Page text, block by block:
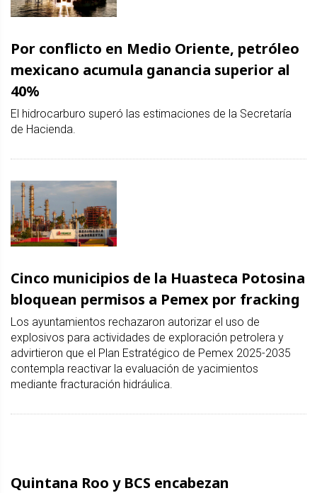
Por conflicto en Medio Oriente, petróleo
mexicano acumula ganancia superior al
40%
El hidrocarburo superó las estimaciones de la Secretaría
de Hacienda.
Cinco municipios de la Huasteca Potosina
bloquean permisos a Pemex por fracking
Los ayuntamientos rechazaron autorizar el uso de
explosivos para actividades de exploración petrolera y
advirtieron que el Plan Estratégico de Pemex 2025-2035
contempla reactivar la evaluación de yacimientos
mediante fracturación hidráulica.
Quintana Roo y BCS encabezan